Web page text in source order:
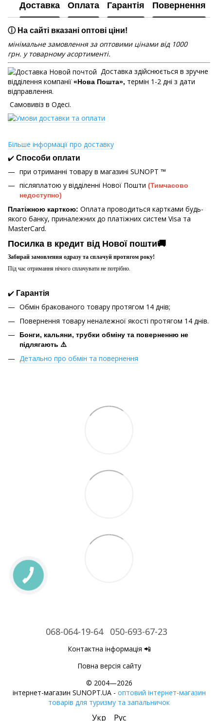
Доставка Оплата Гарантія Повернення
ⓘ На сайті вказані оптові ціни!
мінімальне замовлення за оптовими цінами від 1000
грн. у товарному асортименті.
Доставка здійснюється в зручне
відділення компанії «Нова Пошта», термін 1-2 дні з дати
відправлення.
Самовивіз в Одесі.
Більше інформації про доставку
✔️ Способи оплати
при отриманні товару в магазині SUNOPT ™
післяплатою у відділенні Нової Пошти (Тимчасово
недоступно)
Платіжною карткою: Оплата проводиться картками будь-
якого банку, приналежних до платіжних систем Visa та
MasterCard.
Посилка в кредит від Нової пошти🚚
Забирай замовлення одразу та сплачуй протягом року!
Під час отримання нічого сплачувати не потрібно.
✔️ Гарантія
Обмін бракованого товару протягом 14 днів;
Повернення товару неналежної якості протягом 14 днів.
Бонги, кальяни, трубки обміну та поверненню не
підлягають ⚠️
Детально про обмін та повернення
068-064-19-64 050-693-67-23
Контактна інформація 📲
Повна версія сайту
© 2004—2026
інтернет-магазин SUNOPT.UA - оптовий інтернет-магазин
товарів для туризму та запальничок
Укр Рус